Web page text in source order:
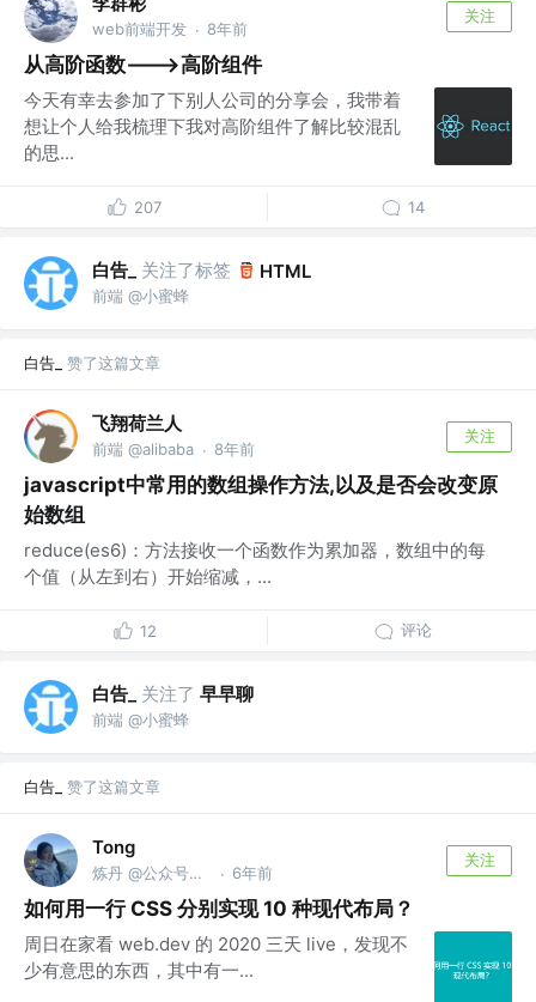
web前端开发 · 8年前
关注
从高阶函数--->高阶组件
今天有幸去参加了下别人公司的分享会，我带着
想让个人给我梳理下我对高阶组件了解比较混乱
的思...
207 14
白告_ 关注了标签 HTML
前端 @小蜜蜂
白告_ 赞了这篇文章
飞翔荷兰人
前端 @alibaba · 8年前
关注
javascript中常用的数组操作方法,以及是否会改变原
始数组
reduce(es6)：方法接收一个函数作为累加器，数组中的每
个值（从左到右）开始缩减，...
12 评论
白告_ 关注了 早早聊
前端 @小蜜蜂
白告_ 赞了这篇文章
Tong
炼丹 @公众号《百学原理》 · 6年前
关注
如何用一行 CSS 分别实现 10 种现代布局？
周日在家看 web.dev 的 2020 三天 live，发现不
少有意思的东西，其中有一...